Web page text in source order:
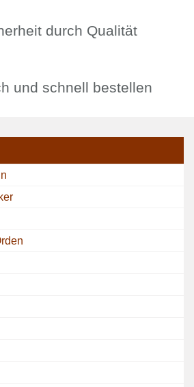
durch Qualität
und schnell bestellen